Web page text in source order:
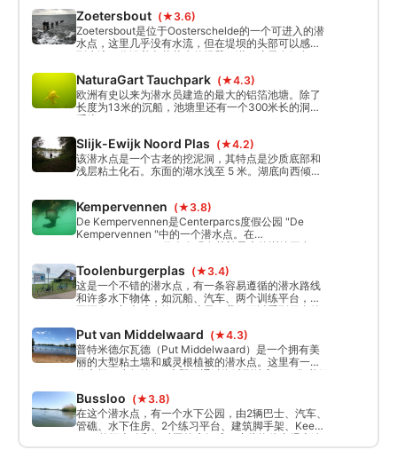
Zoetersbout (★3.6)
Zoetersbout是位于Oosterschelde的一个可进入的潜
水点，这里几乎没有水流，但在堤坝的头部可以感受
到水流。你沿着杂草丛生的堤壁下潜，这里有鳗鱼、
的水下生物。
NaturaGart Tauchpark (★4.3)
欧洲有史以来为潜水员建造的最大的铝箔池塘。除了
长度为13米的沉船，池塘里还有一个300米长的洞穴
系统。
Slijk-Ewijk Noord Plas (★4.2)
该潜水点是一个古老的挖泥洞，其特点是沙质底部和
浅层粘土化石。东面的湖水浅至 5 米。湖底向西倾
Kempervennen (★3.8)
De Kempervennen是Centerparcs度假公园 "De
Kempervennen "中的一个潜水点。在
Kempervennen，你会发现在荷兰最大的训练平台
2.40米的巨大鲶鱼。
Toolenburgerplas (★3.4)
这是一个不错的潜水点，有一条容易遵循的潜水路线
和许多水下物体，如沉船、汽车、两个训练平台，甚
至还有一门老式大炮！在这里，我们可以看到很多的
Put van Middelwaard (★4.3)
普特米德尔瓦德（Put Middelwaard）是一个拥有美
丽的大型粘土墙和威灵根植被的潜水点。这里有一个
停车场，步行约 75 米即可通过海滩到达入口。您必须
请正式潜水许可。
Bussloo (★3.8)
在这个潜水点，有一个水下公园，由2辆巴士、汽车、
管礁、水下住房、2个练习平台、建筑脚手架、Kees
Knol的纪念碑和各种圆筒底组成。这些物体由绳索连
接。